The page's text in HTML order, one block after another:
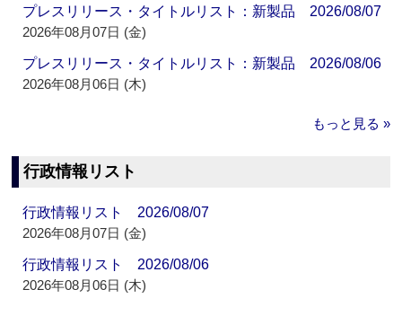
プレスリリース・タイトルリスト：新製品 2026/08/07
2026年08月07日 (金)
プレスリリース・タイトルリスト：新製品 2026/08/06
2026年08月06日 (木)
もっと見る »
行政情報リスト
行政情報リスト 2026/08/07
2026年08月07日 (金)
行政情報リスト 2026/08/06
2026年08月06日 (木)